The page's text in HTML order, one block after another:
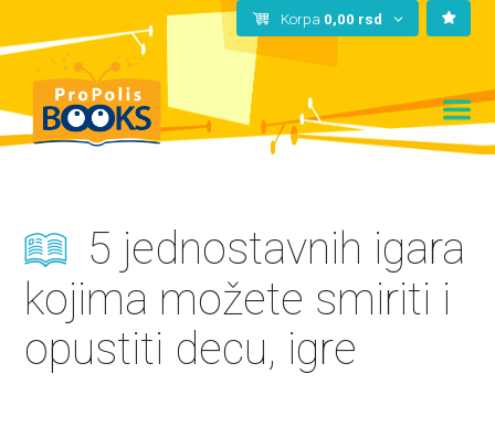
Korpa 0,00 rsd
5 jednostavnih igara
kojima možete smiriti i
opustiti decu, igre